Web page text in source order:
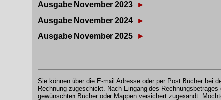
Ausgabe November 2023
►
Ausgabe November 2024
►
Ausgabe November 2025
►
Sie können über die E-mail Adresse oder per Post Bücher bei
Rechnung zugeschickt. Nach Eingang des
gewünschten Bücher oder Mappen versichert zugesandt.